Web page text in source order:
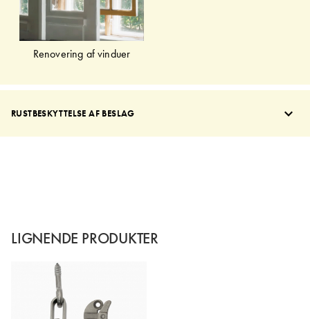
Renovering af vinduer
RUSTBESKYTTELSE AF BESLAG
LIGNENDE PRODUKTER